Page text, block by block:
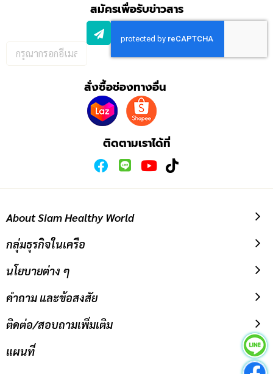
สมัครเพื่อรับข่าวสาร
กรอก
สั่งซื้อช่องทางอื่น
ติดตามเราได้ที่
About Siam Healthy World
กลุ่มธุรกิจในเครือ
นโยบายต่าง ๆ
คำถาม และข้อสงสัย
ติดต่อ/สอบถามเพิ่มเติม
แผนที่